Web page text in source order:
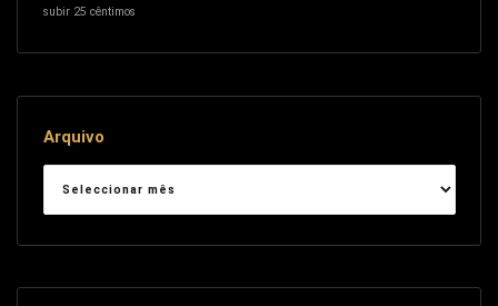
subir 25 cêntimos
Arquivo